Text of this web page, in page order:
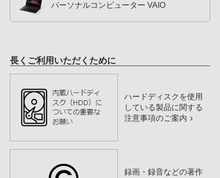
パーソナルコンピューター VAIO
長くご利用いただくために
ハードディスクを使用
している製品に関する
注意事項のご案内
録画・録音などの著作